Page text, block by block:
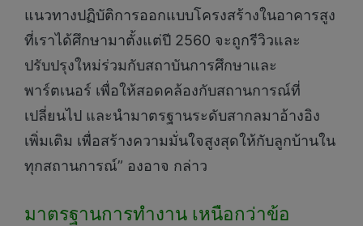
แนวทางปฏิบัติการออกแบบโครงสร้างในอาคารสูง
ที่เราได้ศึกษามาตั้งแต่ปี 2560 จะถูกรีวิวและ
ปรับปรุงใหม่ร่วมกับสถาบันการศึกษาและ
พาร์ตเนอร์ เพื่อให้สอดคล้องกับสถานการณ์ที่
เปลี่ยนไป และนำมาตรฐานระดับสากลมาอ้างอิง
เพิ่มเติม เพื่อสร้างความมั่นใจสูงสุดให้กับลูกบ้านใน
ทุกสถานการณ์” องอาจ กล่าว
มาตรฐานการทำงาน เหนือกว่าข้อ